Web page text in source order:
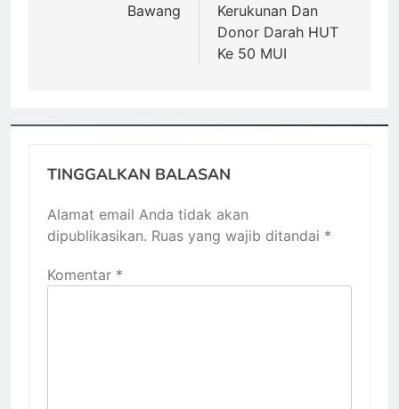
Bawang
Kerukunan Dan
Donor Darah HUT
Ke 50 MUI
TINGGALKAN BALASAN
Alamat email Anda tidak akan
dipublikasikan. Ruas yang wajib ditandai *
Komentar *